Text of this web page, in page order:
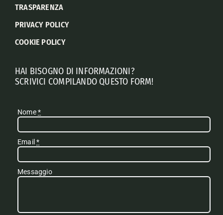
TRASPARENZA
PRIVACY POLICY
COOKIE POLICY
HAI BISOGNO DI INFORMAZIONI?
SCRIVICI COMPILANDO QUESTO FORM!
Nome*
Email*
Messaggio